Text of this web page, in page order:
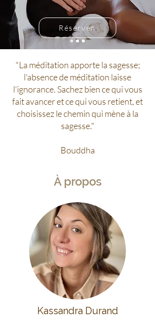
Réserver
"La méditation apporte la sagesse;
l'absence de méditation laisse
l'ignorance. Sachez bien ce qui vous
fait avancer et ce qui vous retient, et
choisissez le chemin qui mène à la
sagesse."
Bouddha
À propos
Kassandra Durand